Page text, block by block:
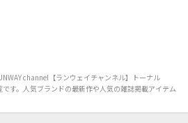
channel【ランウェイチャンネル】トーナル
です。人気ブランドの最新作や人気の雑誌掲載アイテム